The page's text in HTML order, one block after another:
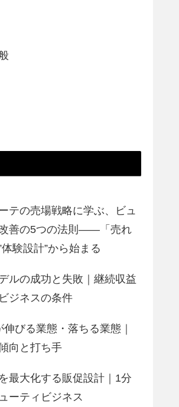
テの売場戦略に学ぶ、ビュ
善の5つの法則――「売れ
験設計”から始まる
ルの成功と失敗｜継続収益
ジネスの条件
びる業態・落ちる業態｜
向と打ち手
最大化する販促設計｜1分
ーティビジネス